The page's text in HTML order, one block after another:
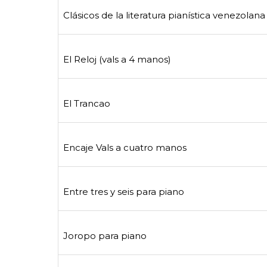
Clásicos de la literatura pianística venezolana
El Reloj (vals a 4 manos)
El Trancao
Encaje Vals a cuatro manos
Entre tres y seis para piano
Joropo para piano